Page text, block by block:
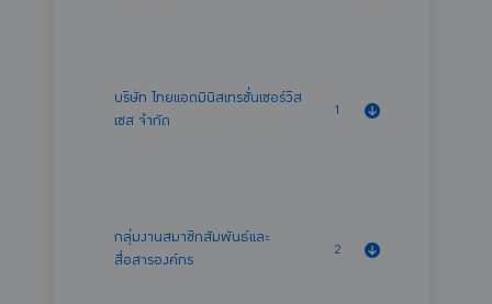
บริษัท ไทยแอดมินิสเทรชั่นเซอร์วิส
เซส จำกัด
กลุ่มงานสมาชิกสัมพันธ์และ
สื่อสารองค์กร
2